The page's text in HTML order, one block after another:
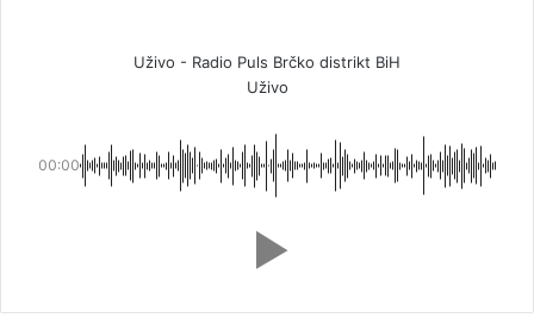
Uživo - Radio Puls Brčko distrikt BiH
Uživo
00:00